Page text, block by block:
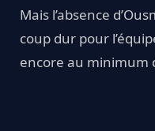
Mais l’absence
coup dur pour
encore au minimum